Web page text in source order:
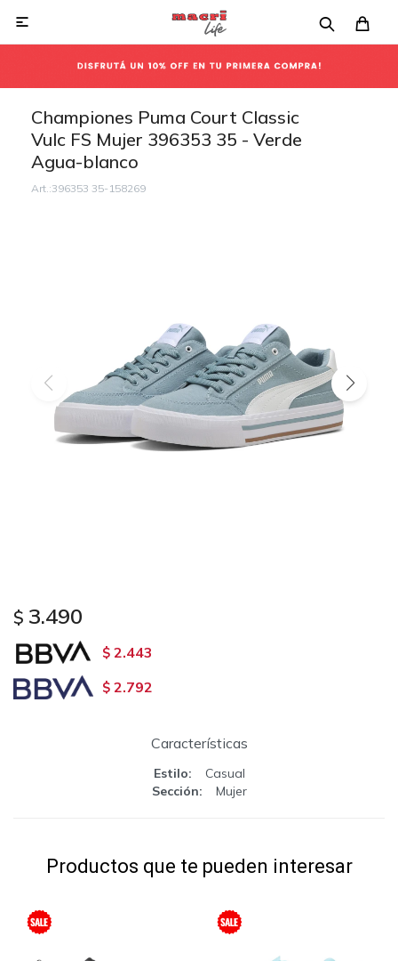

Championes Puma Court Classic
Vulc FS Mujer 396353 35 - Verde
Agua-blanco
396353 35-158269
$ 3.490
$ 2.443
$ 2.792
Características
Estilo
Casual
Sección
Mujer
Productos que te pueden interesar